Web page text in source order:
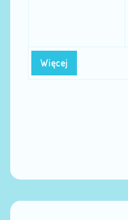
Więcej